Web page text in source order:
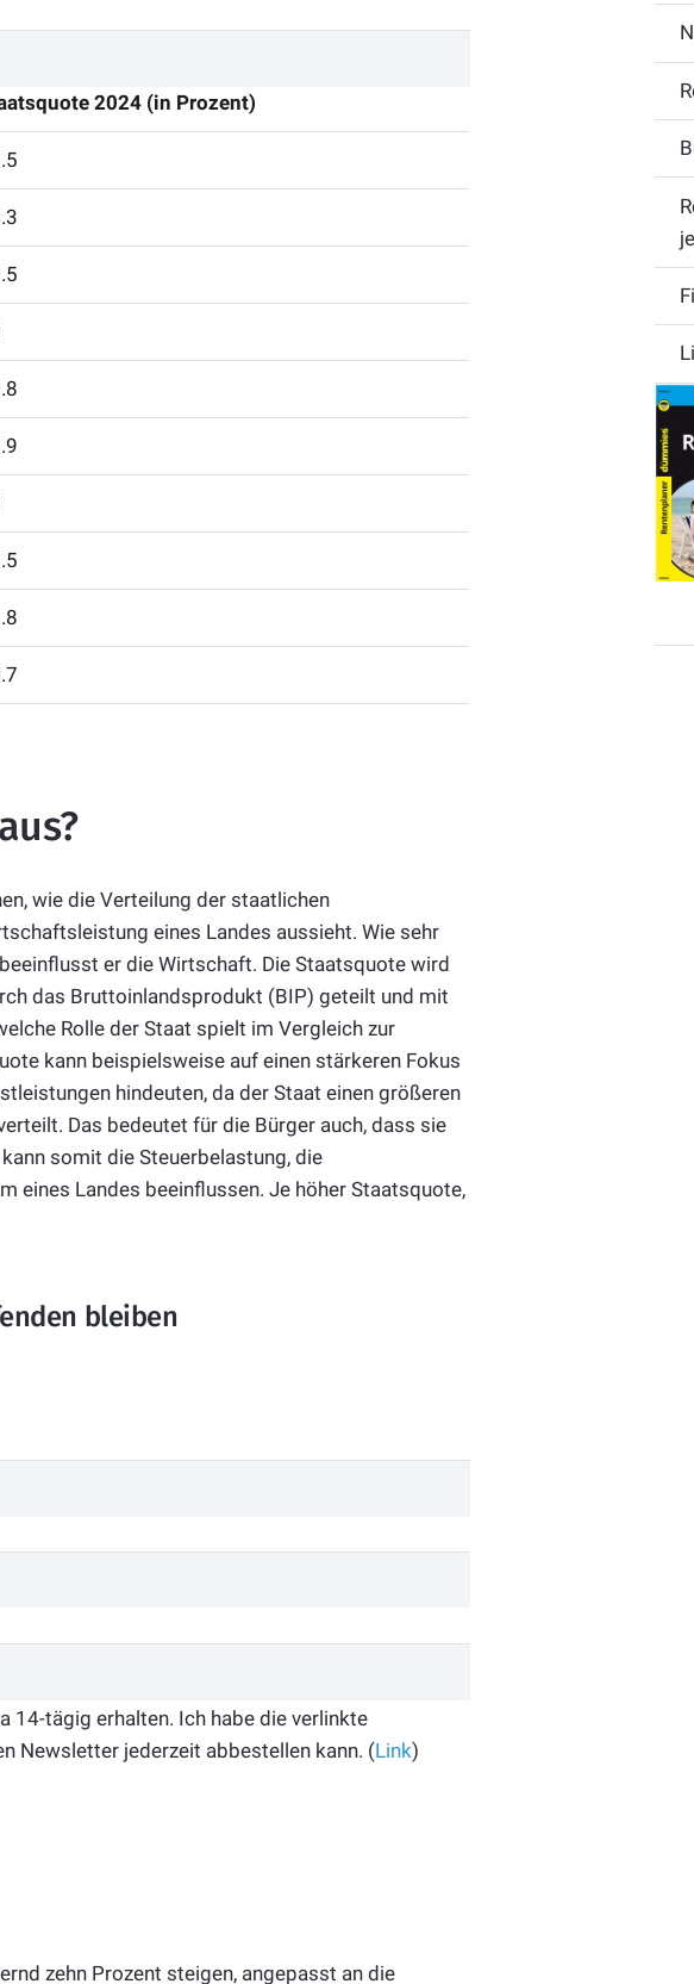
2024 (in Prozent)
wie die Verteilung der staatlichen
eines Landes aussieht. Wie sehr
er die Wirtschaft. Die Staatsquote wird
das Bruttoinlandsprodukt (BIP) geteilt und mit
Rolle der Staat spielt im Vergleich zur
kann beispielsweise auf einen stärkeren Fokus
hindeuten, da der Staat einen größeren
Das bedeutet für die Bürger auch, dass sie
somit die Steuerbelastung, die
Landes beeinflussen. Je höher Staatsquote,
bleiben
14-tägig erhalten. Ich habe die verlinkte
Newsletter jederzeit abbestellen kann. (Link)
zehn Prozent steigen, angepasst an die